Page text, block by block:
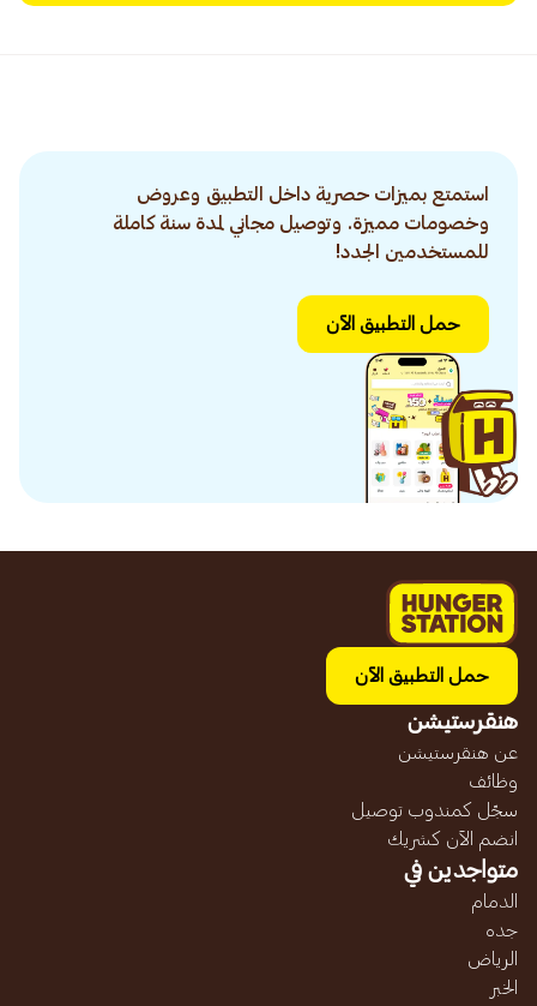
استمتع بميزات حصرية داخل التطبيق وعروض
وخصومات مميزة. وتوصيل مجاني لمدة سنة كاملة
للمستخدمين الجدد!
حمل التطبيق الآن
حمل التطبيق الآن
هنقرستيشن
عن هنقرستيشن
وظائف
سجّل كمندوب توصيل
انضم الآن كشريك
متواجدين في
الدمام
جده
الرياض
الخبر